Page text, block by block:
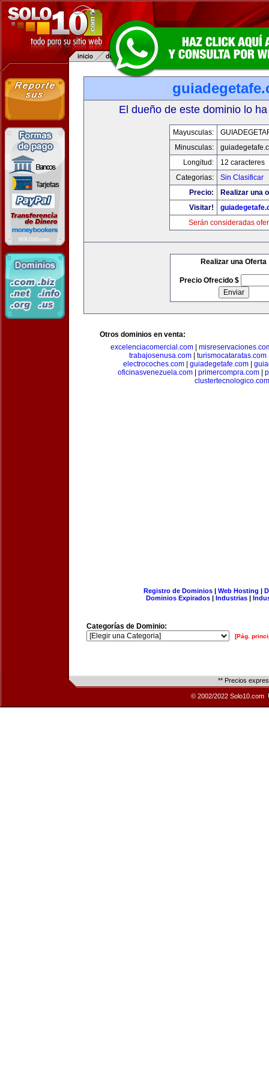
El dueño de este dominio lo
Mayusculas:
Minusculas:
Longitud:
12 caracteres
Categorias:
Sin Clasificar
Precio:
Realizar una
Visitar!
Serán consideradas
Realizar una Oferta
Precio Ofrecido $
Otros dominios en venta:
excelenciacomercial.com|
trabajosenusa.com| turismocataratas.com
electrocoches.com
guiadegetafe.com
oficinasvenezuela.com| primercompra.com|
clustertecnologico.com
Registro de Dominios| Web Hosting |
Dominios Expirados | Industrias |
Categorías de Dominio:
[Pág.
** Precios
© 2002/2022 Solo10.com